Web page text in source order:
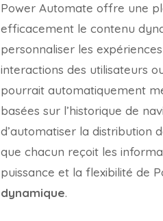
Power Automate offre une
efficacement le contenu
personnaliser les
interactions des utilisateurs
pourrait automatiquement
basées sur l’historique de
d’automatiser la distribution
que chacun reçoit les
puissance et la flexibilité de
dynamique.